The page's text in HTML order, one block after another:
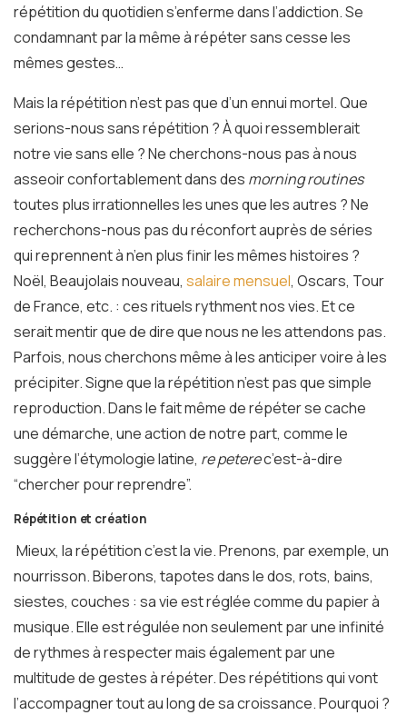
répétition du quotidien s’enferme dans l’addiction. Se
condamnant par la même à répéter sans cesse les
mêmes gestes…
Mais la répétition n’est pas que d’un ennui mortel. Que
serions-nous sans répétition ? À quoi ressemblerait
notre vie sans elle ? Ne cherchons-nous pas à nous
asseoir confortablement dans des morning routines
toutes plus irrationnelles les unes que les autres ? Ne
recherchons-nous pas du réconfort auprès de séries
qui reprennent à n’en plus finir les mêmes histoires ?
Noël, Beaujolais nouveau, salaire mensuel, Oscars, Tour
de France, etc. : ces rituels rythment nos vies. Et ce
serait mentir que de dire que nous ne les attendons pas.
Parfois, nous cherchons même à les anticiper voire à les
précipiter. Signe que la répétition n’est pas que simple
reproduction. Dans le fait même de répéter se cache
une démarche, une action de notre part, comme le
suggère l’étymologie latine, re peterec’est-à-dire
“chercher pour reprendre”.
Répétition et création
Mieux, la répétition c’est la vie. Prenons, par exemple, un
nourrisson. Biberons, tapotes dans le dos, rots, bains,
siestes, couches : sa vie est réglée comme du papier à
musique. Elle est régulée non seulement par une infinité
de rythmes à respecter mais également par une
multitude de gestes à répéter. Des répétitions qui vont
l’accompagner tout au long de sa croissance. Pourquoi ?